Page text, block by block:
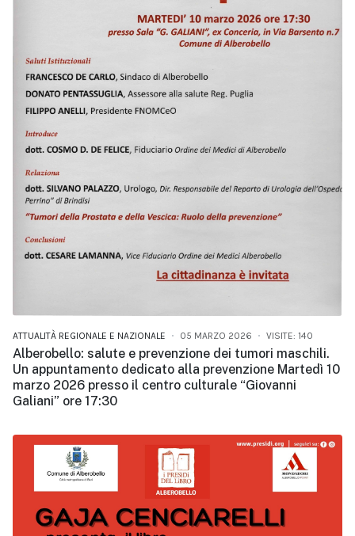
ATTUALITÀ REGIONALE E NAZIONALE 05 MARZO 2026 VISITE: 140
Alberobello: salute e prevenzione dei tumori maschili.
Un appuntamento dedicato alla prevenzione Martedì 10
marzo 2026 presso il centro culturale “Giovanni
Galiani” ore 17:30